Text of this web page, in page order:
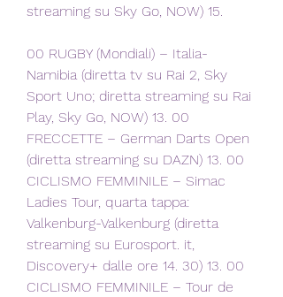
streaming su Sky Go, NOW) 15.
00 RUGBY (Mondiali) – Italia-
Namibia (diretta tv su Rai 2, Sky
Sport Uno; diretta streaming su Rai
Play, Sky Go, NOW) 13. 00
FRECCETTE – German Darts Open
(diretta streaming su DAZN) 13. 00
CICLISMO FEMMINILE – Simac
Ladies Tour, quarta tappa:
Valkenburg-Valkenburg (diretta
streaming su Eurosport. it,
Discovery+ dalle ore 14. 30) 13. 00
CICLISMO FEMMINILE – Tour de